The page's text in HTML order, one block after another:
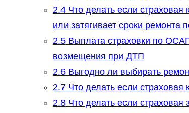
2.4Что делать если страховая
или затягивает сроки
2.5Выплата страховки по
возмещения при ДТП
2.6Выгодно ли выбирать
2.7Что делать если
2.8Что делать если страховая